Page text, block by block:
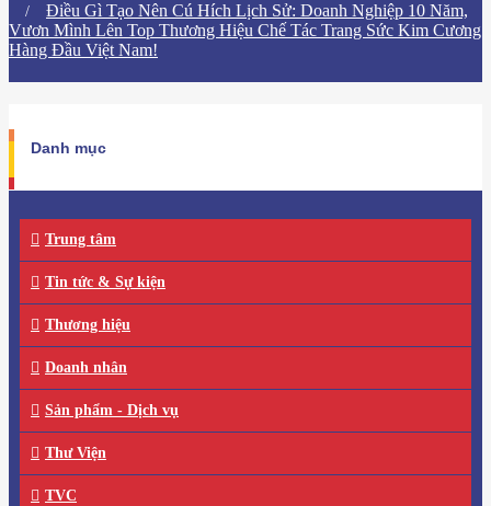
Điều Gì Tạo Nên Cú Hích Lịch Sử: Doanh Nghiệp 10 Năm,
Vươn Mình Lên Top Thương Hiệu Chế Tác Trang Sức Kim Cương
Hàng Đầu Việt Nam!
Danh mục
Trung tâm
Tin tức & Sự kiện
Thương hiệu
Doanh nhân
Sản phẩm - Dịch vụ
Thư Viện
TVC